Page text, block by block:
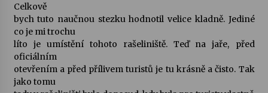
Celkově
bych tuto naučnou stezku hodnotil velice kladně. Jediné
co je mi trochu
líto je umístění tohoto rašeliniště. Teď na jaře, před
oficiálním
otevřením a před přílivem turistů je tu krásně a čisto. Tak
jako tomu